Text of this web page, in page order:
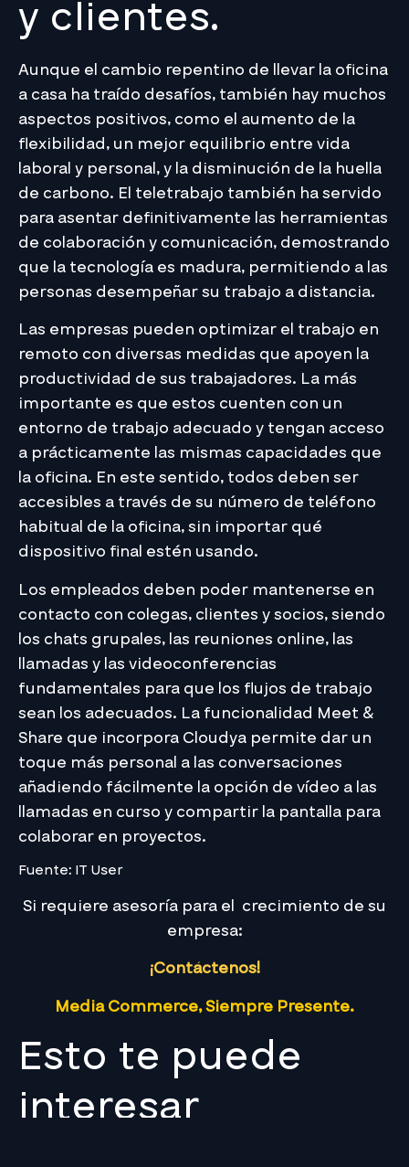
y clientes.
Aunque el cambio repentino de llevar la oficina
a casa ha traído desafíos, también hay muchos
aspectos positivos, como el aumento de la
flexibilidad, un mejor equilibrio entre vida
laboral y personal, y la disminución de la huella
de carbono. El teletrabajo también ha servido
para asentar definitivamente las herramientas
de colaboración y comunicación, demostrando
que la tecnología es madura, permitiendo a las
personas desempeñar su trabajo a distancia.
Las empresas pueden optimizar el trabajo en
remoto con diversas medidas que apoyen la
productividad de sus trabajadores. La más
importante es que estos cuenten con un
entorno de trabajo adecuado y tengan acceso
a prácticamente las mismas capacidades que
la oficina. En este sentido, todos deben ser
accesibles a través de su número de teléfono
habitual de la oficina, sin importar qué
dispositivo final estén usando.
Los empleados deben poder mantenerse en
contacto con colegas, clientes y socios, siendo
los chats grupales, las reuniones online, las
llamadas y las videoconferencias
fundamentales para que los flujos de trabajo
sean los adecuados. La funcionalidad Meet &
Share que incorpora Cloudya permite dar un
toque más personal a las conversaciones
añadiendo fácilmente la opción de vídeo a las
llamadas en curso y compartir la pantalla para
colaborar en proyectos.
Fuente: IT User
Si requiere asesoría para el crecimiento de su
empresa:
¡Contáctenos!
Media Commerce, Siempre Presente.
Esto te puede
interesar